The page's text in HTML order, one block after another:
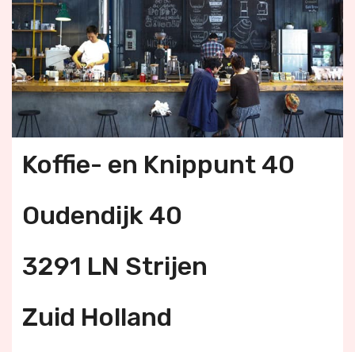
Koffie- en Knippunt 40
Oudendijk 40
3291 LN Strijen
Zuid Holland